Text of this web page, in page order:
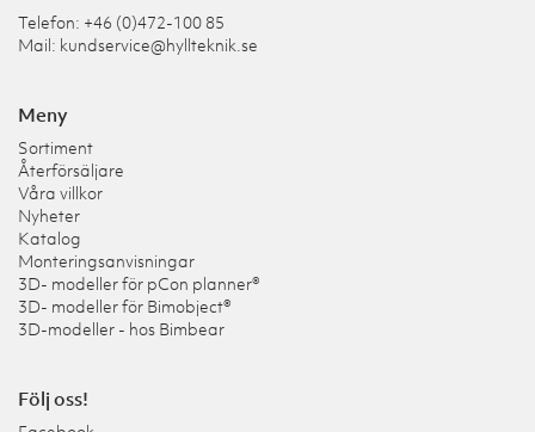
Telefon: +46 (0)472-100 85
Mail: kundservice@hyllteknik.se
Meny
Sortiment
Återförsäljare
Våra villkor
Nyheter
Katalog
Monteringsanvisningar
3D- modeller för pCon planner®
3D- modeller för Bimobject®
3D-modeller - hos Bimbear
Följ oss!